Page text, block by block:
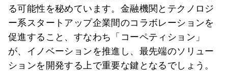
る可能性を秘めています。金融機関とテクノロジ
ー系スタートアップ企業間のコラボレーションを
促進すること、すなわち「コーペティション」
が、イノベーションを推進し、最先端のソリュー
ションを開発する上で重要な鍵となるでしょう。